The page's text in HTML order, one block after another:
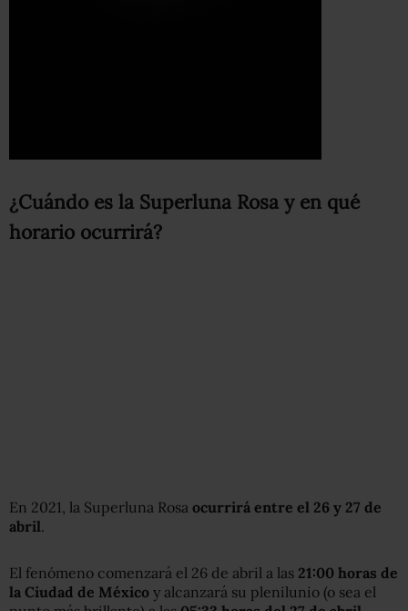
¿Cuándo es la Superluna Rosa y en qué
horario ocurrirá?
En 2021, la Superluna Rosa ocurrirá entre el 26 y 27 de
abril.
El fenómeno comenzará el 26 de abril a las 21:00 horas de
la Ciudad de México y alcanzará su plenilunio (o sea el